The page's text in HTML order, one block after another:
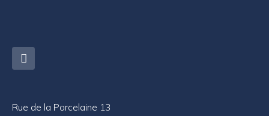
Rue de la Porcelaine 13